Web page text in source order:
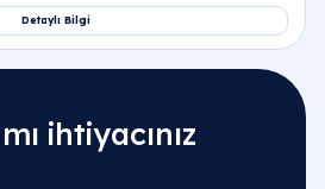
ihtiyacınız